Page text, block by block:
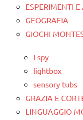
ESPERIMENTI
GEOGRAFIA
GIOCHI
I spy
lightbox
sensory tubs
GRAZIA E
LINGUAGGIO